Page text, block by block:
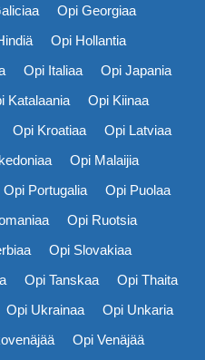
Opi Georgiaa
Opi Hollantia
Opi Italiaa
Opi Japania
Katalaania
Opi Kiinaa
Opi Kroatiaa
Opi Latviaa
Opi Malaijia
Opi Portugalia
Opi Puolaa
Opi Ruotsia
Opi Slovakiaa
Opi Tanskaa
Opi Thaita
Opi Ukrainaa
Opi Unkaria
Opi Venäjää